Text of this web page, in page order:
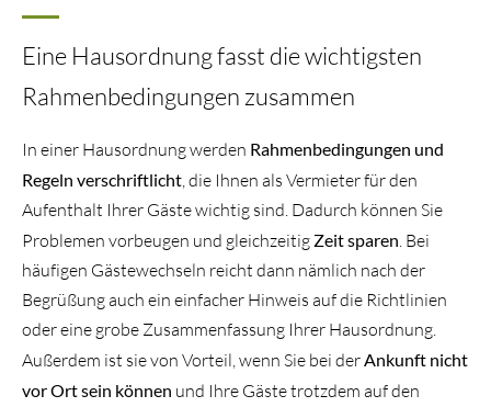
Eine Hausordnung fasst die wichtigsten
Rahmenbedingungen zusammen
In einer Hausordnung werden Rahmenbedingungen und
Regeln verschriftlicht, die Ihnen als Vermieter für den
Aufenthalt Ihrer Gäste wichtig sind. Dadurch können Sie
Problemen vorbeugen und gleichzeitig Zeit sparen. Bei
häufigen Gästewechseln reicht dann nämlich nach der
Begrüßung auch ein einfacher Hinweis auf die Richtlinien
oder eine grobe Zusammenfassung Ihrer Hausordnung.
Außerdem ist sie von Vorteil, wenn Sie bei derAnkunft nicht
vor Ort sein können und Ihre Gäste trotzdem auf den